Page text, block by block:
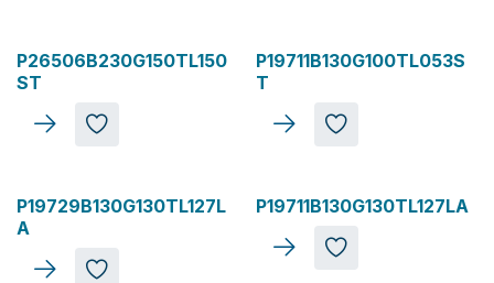
P26506B230G150TL150
ST
P19711B130G100TL053S
T
P19729B130G130TL127L
A
P19711B130G130TL127LA